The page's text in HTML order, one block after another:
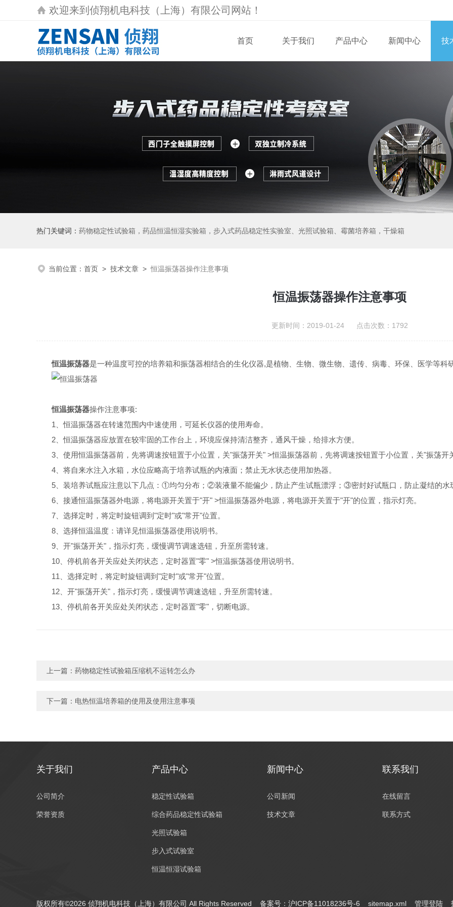
欢迎来到 侦翔机电科技（上海）有限公司 网站！
首页 关于我们 产品中心 新闻中心 技
热门关键词： 药物稳定性试验箱，药品恒温恒湿实验箱，步入式药品稳定性实验室、光照试验箱、霉菌培养箱，干燥箱
当前位置： 首页 > 技术文章 >恒温振荡器操作注意事项
恒温振荡器操作注意事项
更新时间：2019-01-24 点击次数：1792
恒温振荡器是一种温度可控的培养箱和振荡器相结合的生化仪器,是植物、生物、微生物、遗传、病毒、环保、医学等科
恒温振荡器操作注意事项:
1、恒温振荡器在转速范围内中速使用，可延长仪器的使用寿命。
2、恒温振荡器应放置在较牢固的工作台上，环境应保持清洁整齐，通风干燥，给排水方便。
3、使用恒温振荡器前，先将调速按钮置于小位置，关"振荡开关" >恒温振荡器前，先将调速按钮置于小位置，关"振荡开
4、将自来水注入水箱，水位应略高于培养试瓶的内液面；禁止无水状态使用加热器。
5、装培养试瓶应注意以下几点：①均匀分布；②装液量不能偏少，防止产生试瓶漂浮；③密封好试瓶口，防止凝结的水
6、接通恒温振荡器外电源，将电源开关置于"开" >恒温振荡器外电源，将电源开关置于"开"的位置，指示灯亮。
7、选择定时，将定时旋钮调到"定时"或"常开"位置。
8、选择恒温温度：请详见恒温振荡器使用说明书。
9、开"振荡开关"，指示灯亮，缓慢调节调速选钮，升至所需转速。
10、停机前各开关应处关闭状态，定时器置"零" >恒温振荡器使用说明书。
11、选择定时，将定时旋钮调到"定时"或"常开"位置。
12、开"振荡开关"，指示灯亮，缓慢调节调速选钮，升至所需转速。
13、停机前各开关应处关闭状态，定时器置"零"，切断电源。
上一篇： 药物稳定性试验箱压缩机不运转怎么办
下一篇： 电热恒温培养箱的使用及使用注意事项
关于我们
公司简介
荣誉资质
产品中心
稳定性试验箱
综合药品稳定性试验箱
光照试验箱
步入式试验室
恒温恒湿试验箱
新闻中心
公司新闻
技术文章
联系我们
在线留言
联系方式
版权所有©2026 侦翔机电科技（上海）有限公司 All Rights Reserved 备案号：沪ICP备11018236号-6 sitemap.xml 管理登陆